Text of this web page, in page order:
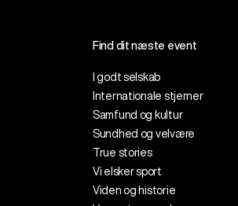
Find dit næste event
I godt selskab
Internationale stjerner
Samfund og kultur
Sundhed og velvære
True stories
Vi elsker sport
Viden og historie